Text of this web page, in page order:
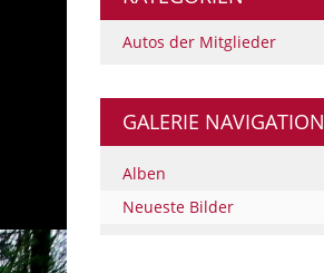
Autos der Mitglieder
GALERIE NAVIGATION
Alben
Neueste Bilder